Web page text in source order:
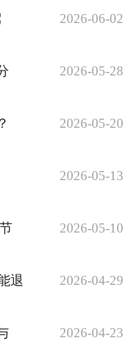
2026-06-02
2026-05-28
2026-05-20
2026-05-13
2026-05-10
退 2026-04-29
2026-04-23